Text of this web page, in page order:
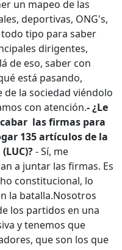
un mapeo de las
deportivas, ONG's,
tipo para saber
dirigentes,
de eso, saber con
está pasando,
de la sociedad viéndolo
con atención.- ¿Le
las firmas para
135 artículos de la
- Sí, me
a juntar las firmas. Es
constitucional, lo
la batalla.Nosotros
los partidos en una
y tenemos que
que son los que